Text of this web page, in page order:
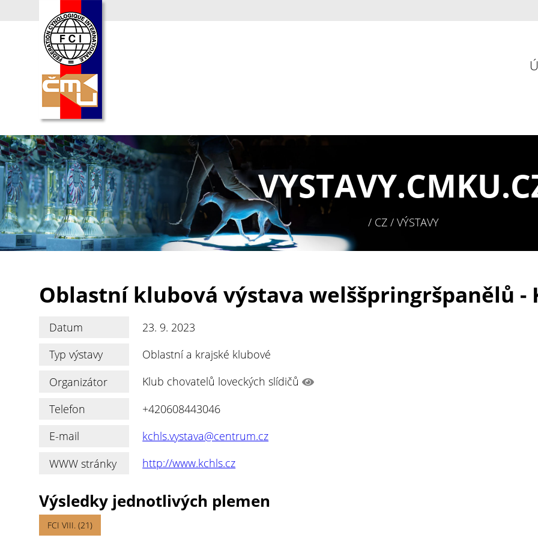
VYSTAVY.
/ CZ / VÝSTAVY
Oblastní klubová výstava welššpringršpanělů -
Datum
23. 9. 2023
Typ výstavy
Oblastní a krajské klubové
Organizátor
Klub chovatelů loveckých slídičů
Telefon
+420608443046
E-mail
kchls.vystava@centrum.cz
WWW stránky
http://www.kchls.cz
Výsledky jednotlivých plemen
FCI VIII. (21)